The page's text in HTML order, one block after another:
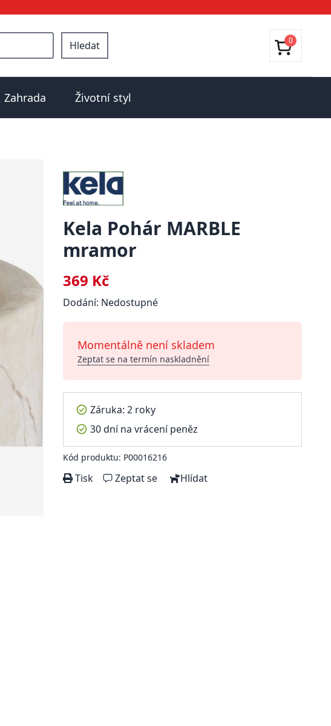
Hledat 0
Zahrada Životní styl
Kela Pohár MARBLE
mramor
369 Kč
Dodání: Nedostupné
Momentálně není skladem
Zeptat se na termín naskladnění
Záruka: 2 roky
30 dní na vrácení peněz
Kód produktu: P00016216
Tisk Zeptat se Hlídat